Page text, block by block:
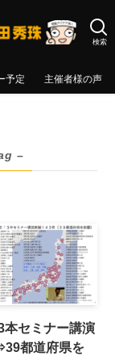
検索
予定 主催者様の声
–
本セミナー講演
都道府県を